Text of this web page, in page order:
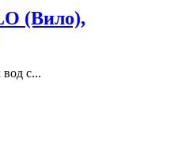
(Вило),
с...